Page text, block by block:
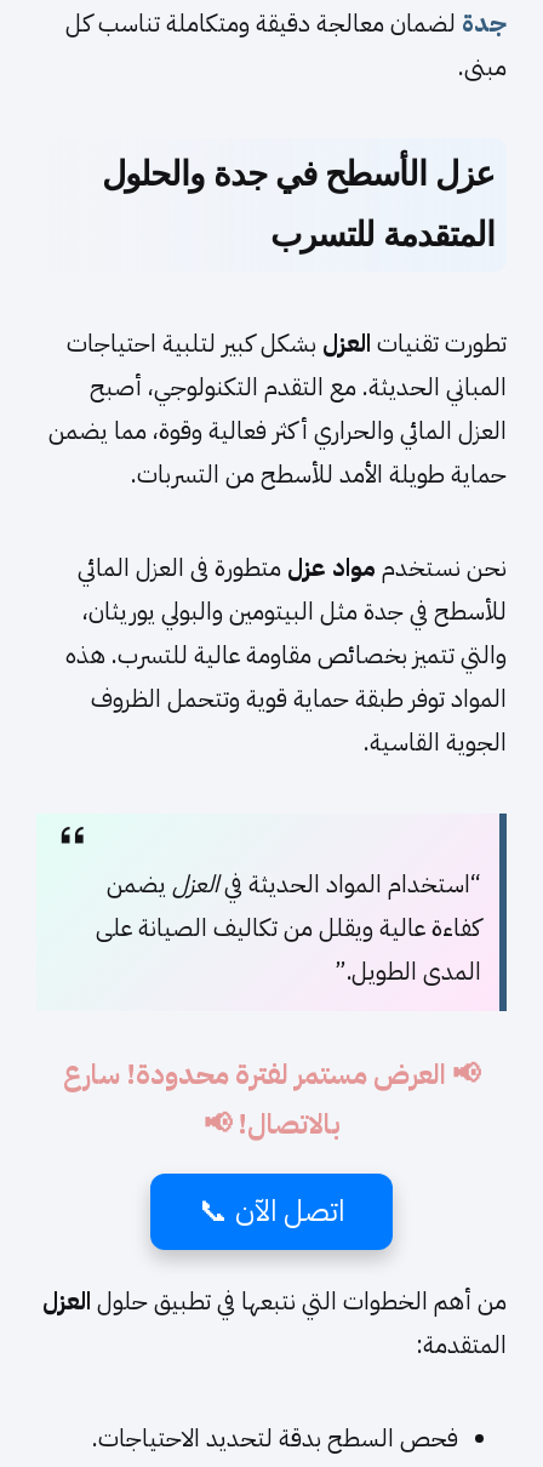
جدة لضمان معالجة دقيقة ومتكاملة تناسب كل
مبنى.
عزل الأسطح في جدة والحلول
المتقدمة للتسرب
تطورت تقنيات العزل بشكل كبير لتلبية احتياجات
المباني الحديثة. مع التقدم التكنولوجي، أصبح
العزل المائي والحراري أكثر فعالية وقوة، مما يضمن
حماية طويلة الأمد للأسطح من التسربات.
نحن نستخدم مواد عزل متطورة فى العزل المائي
للأسطح في جدة مثل البيتومين والبولي يوريثان،
والتي تتميز بخصائص مقاومة عالية للتسرب. هذه
المواد توفر طبقة حماية قوية وتتحمل الظروف
الجوية القاسية.
“استخدام المواد الحديثة فيالعزل يضمن
كفاءة عالية ويقلل من تكاليف الصيانة على
المدى الطويل.”
📢 العرض مستمر لفترة محدودة! سارع
بالاتصال! 📢
اتصل الآن 📞
من أهم الخطوات التي نتبعها في تطبيق حلول العزل
المتقدمة:
فحص السطح بدقة لتحديد الاحتياجات.